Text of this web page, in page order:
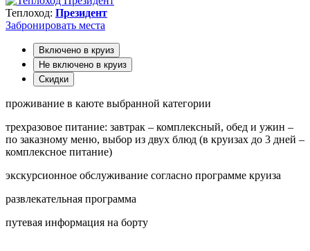
Теплоход: Президент
Забронировать места
Включено в круиз
Не включено в круиз
Скидки
проживание в каюте выбранной категории
трехразовое питание: завтрак – комплексный, обед и ужин –
по заказному меню, выбор из двух блюд (в круизах до 3 дней –
комплексное питание)
экскурсионное обслуживание согласно программе круиза
развлекательная программа
путевая информация на борту